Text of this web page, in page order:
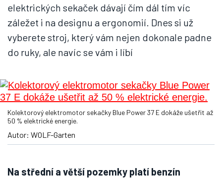
elektrických sekaček dávají čím dál tím víc
záležet i na designu a ergonomií. Dnes si už
vyberete stroj, který vám nejen dokonale padne
do ruky, ale navíc se vám i líbí
Kolektorový elektromotor sekačky Blue Power 37 E dokáže ušetřit až
50 % elektrické energie.
Autor: WOLF-Garten
Na střední a větší pozemky platí benzín